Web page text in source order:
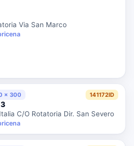
Via San Marco
x 300 141172ID
C/O Rotatoria Dir. San Severo